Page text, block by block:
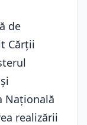
de
Cărţii
Naţională
realizării